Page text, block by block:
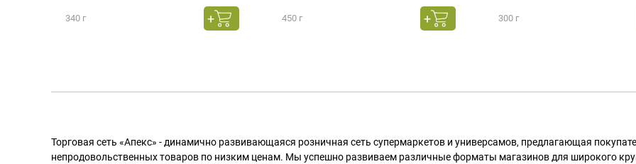
340 г 450 г 300 г
Торговая сеть «Апекс» - динамично развивающаяся розничная сеть супермаркетов и универсамов, предлагающая
непродовольственных товаров по низким ценам. Мы успешно развиваем различные форматы магазинов для широкого